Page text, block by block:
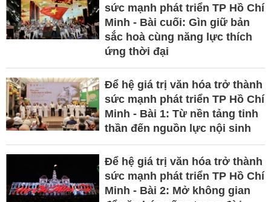
sức mạnh phát triển TP Hồ Chí
Minh - Bài cuối: Gìn giữ bản
sắc hoà cùng năng lực thích
ứng thời đại
Để hệ giá trị văn hóa trở thành
sức mạnh phát triển TP Hồ Chí
Minh - Bài 1: Từ nền tảng tinh
thần đến nguồn lực nội sinh
Để hệ giá trị văn hóa trở thành
sức mạnh phát triển TP Hồ Chí
Minh - Bài 2: Mở không gian